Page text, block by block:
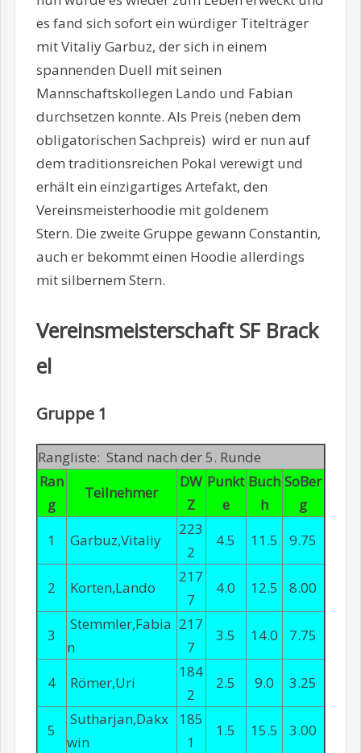
es fand sich sofort ein würdiger Titelträger
mit Vitaliy Garbuz, der sich in einem
spannenden Duell mit seinen
Mannschaftskollegen Lando und Fabian
durchsetzen konnte. Als Preis (neben dem
obligatorischen Sachpreis) wird er nun auf
dem traditionsreichen Pokal verewigt und
erhält ein einzigartiges Artefakt, den
Vereinsmeisterhoodie mit goldenem
Stern. Die zweite Gruppe gewann Constantin,
auch er bekommt einen Hoodie allerdings
mit silbernem Stern.
Vereinsmeisterschaft SF Brack
el
Gruppe 1
Rangliste: Stand nach der 5. Runde
Ran
g
Teilnehmer
DW
Z
Punkt
e
Buch
h
SoBer
g
1
Garbuz,Vitaliy
223
2
4.5 11.5 9.75
2 Korten,Lando
217
7
4.0 12.5 8.00
3
Stemmler,Fabia
n
217
7
3.5 14.0 7.75
4 Römer,Uri
184
2
2.5 9.0 3.25
5
Sutharjan,Dakx
win
185
1
1.5 15.5 3.00